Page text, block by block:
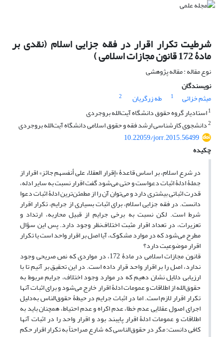
شرطیت تکرار اقرار در فقه جزایی اسلام (نقدی بر
مادۀ 172 قانون مجازات اسلامی )
نوع مقاله : مقاله پژوهشی
نویسندگان
میثم خزائی
1 طه زرگریان
2
1استادیار گروه حقوق دانشگاه آیت‌الله بروجردی
2دانشجوی کارشناسی ارشد فقه و حقوق اسلامی دانشگاه آیت‌الله بروجردی
10.22059/jorr.2015.56499
چکیده
در شرع اسلام، بر اساس قاعدۀ «إقرار العقلاء علی أنفسهم جائز» اقرار از
جملۀ ادلۀ اثبات دعواست و حتی می‌شود گفت اقرار نسبت به سایر ادله،
قدرت اثباتی بیشتری دارد و می‌توان آن را از مطمئن‌ترین ادلۀ اثبات دعوا
دانست. در فقه جزایی اسلام، برای اثبات بسیاری از جرایم، تکرار اقرار
شرط است. لکن نسبت به برخی جرایم از قبیل محاربه، ارتداد و
تعزیرات، در تعداد اقرار مثبت اختلاف‌نظر وجود دارد. پس این سؤال
مطرح می‌شود که در موارد مشکوک، آیا اصل بر اقرار واحد است یا تکرار
اقرار موضوعیت دارد؟
قانون مجازات اسلامی در مادۀ 172، در مواردی که نص صریحی وجود
ندارد، اصل را بر اقرار واحد قرار داده است. در این تحقیق بر آنیم تا با
ارزیابی دلایل نشان دهیم که در موارد وجود اختلاف، جرایم مربوط به
حقوق‌الله از اطلاقات و عمومات ادلۀ اقرار خارج می‌شود و برای اثبات آنها
تکرار اقرار لازم است. اما در اثبات جرایم در حیطۀ حقوق‌الناس به‌دلیل
اجرای اصول عقلایی عدم خطا، عدم اکراه و عدم احتیاط، همچنان باید به
اطلاقات و عمومات ادلۀ اقرار پایبند بود و اقرار واحد را در اثبات آنها
کافی دانست؛ مگر در حقوق‌الناسی که شارع صراحتاً به تکرار اقرار حکم